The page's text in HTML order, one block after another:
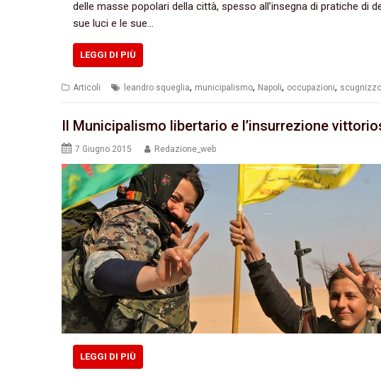
delle masse popolari della città,‭ ‬spesso all’insegna di pratiche di
sue luci e le sue…
LEGGI DI PIÙ
Articoli leandro squeglia, municipalismo, Napoli, occupazioni,
Il Municipalismo libertario e l’insurrezione
7 Giugno 2015 Redazione_web
LEGGI DI PIÙ